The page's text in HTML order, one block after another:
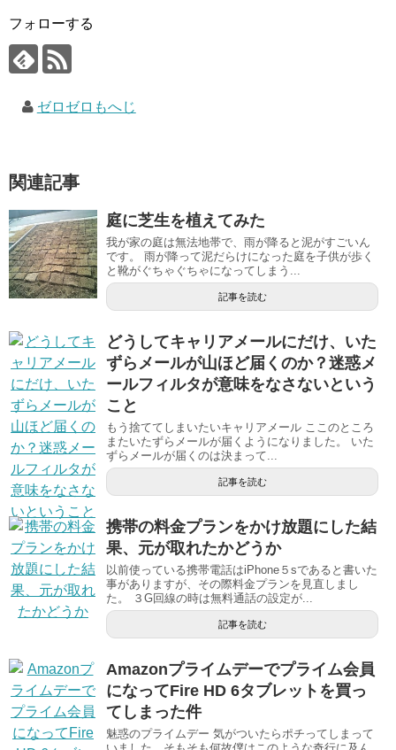
フォローする
ゼロゼロもへじ
関連記事
庭に芝生を植えてみた
我が家の庭は無法地帯で、雨が降ると泥がすごいん
です。 雨が降って泥だらけになった庭を子供が歩く
と靴がぐちゃぐちゃになってしまう...
記事を読む
どうしてキャリアメールにだけ、いた
ずらメールが山ほど届くのか？迷惑メ
ールフィルタが意味をなさないという
こと
もう捨ててしまいたいキャリアメール ここのところ
またいたずらメールが届くようになりました。 いた
ずらメールが届くのは決まって...
記事を読む
携帯の料金プランをかけ放題にした結
果、元が取れたかどうか
以前使っている携帯電話はiPhone５sであると書いた
事がありますが、その際料金プランを見直しまし
た。 ３G回線の時は無料通話の設定が...
記事を読む
Amazonプライムデーでプライム会員
になってFire HD 6タブレットを買っ
てしまった件
魅惑のプライムデー 気がついたらポチってしまって